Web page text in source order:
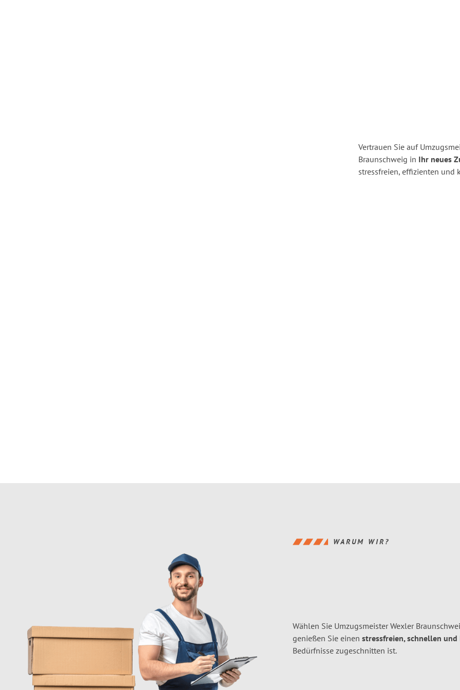
Vertrauen Sie auf
Braunschweig in Ihr neues
stressfreien, effizienten und
WARUM WIR?
Wählen Sie Umzugsmeister Wexler
genießen Sie einen stressfreien, schnellen
Bedürfnisse zugeschnitten ist.